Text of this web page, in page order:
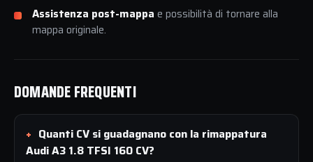
Assistenza post-mappa e possibilità di tornare alla
mappa originale.
DOMANDE FREQUENTI
Quanti CV si guadagnano con la rimappatura
Audi A3 1.8 TFSI 160 CV?